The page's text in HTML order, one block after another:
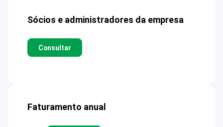
Sócios e administradores da empresa
Consultar
Faturamento anual